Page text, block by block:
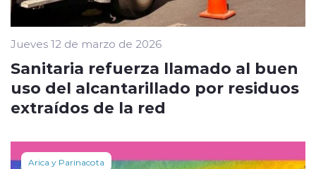
Jueves 12 de marzo de 2026
Sanitaria refuerza llamado al buen
uso del alcantarillado por residuos
extraídos de la red
Arica y Parinacota